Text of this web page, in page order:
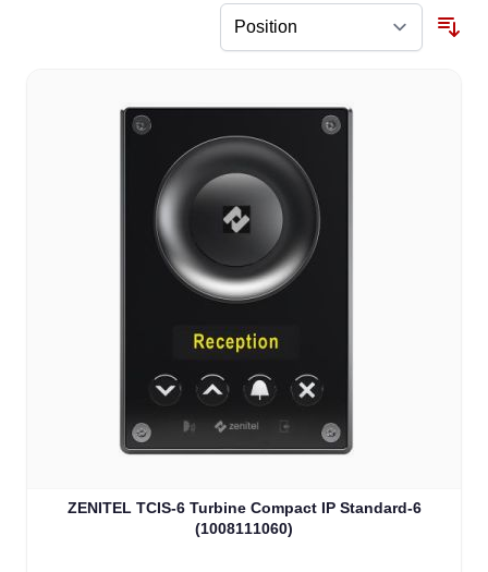
ZENITEL TCIS-6 Turbine Compact IP Standard-6
(1008111060)